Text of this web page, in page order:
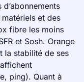
et des
fibre les moins
et Sosh. Orange
la stabilité de ses
ping). Quant à